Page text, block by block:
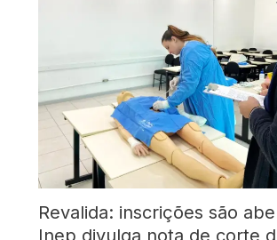
Revalida: inscrições são
Inep divulga nota de corte